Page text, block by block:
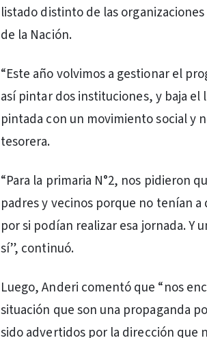
listado distinto de las
de la Nación.
“Este año volvimos a gestionar el
así pintar dos instituciones, y baja el
pintada con un movimiento social y
tesorera.
“Para la primaria N°2, nos pidieron
padres y vecinos porque no tenían
por si podían realizar esa jornada. Y
sí”, continuó.
Luego, Anderi comentó que “nos
situación que son una propaganda
sido advertidos por la dirección que